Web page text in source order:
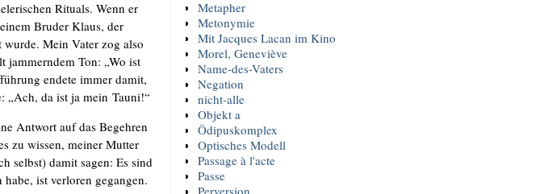
Ritu­als. Wenn er
Bru­der Klaus, der
wur­de. Mein Vater zog also
jam­mern­dem Ton: „Wo ist
ende­te immer damit,
„Ach, da ist ja mein Tauni!“
Ant­wort auf das Begeh­ren
zu wis­sen, mei­ner Mut­ter
selbst) damit sagen: Es sind
ist ver­lo­ren gegangen.
Metapher
Metonymie
Mit Jacques Lacan im Kino
Morel, Geneviève
Name-des-Vaters
Negation
nicht-alle
Objekt a
Ödipuskomplex
Optisches Modell
Passage à l'acte
Passe